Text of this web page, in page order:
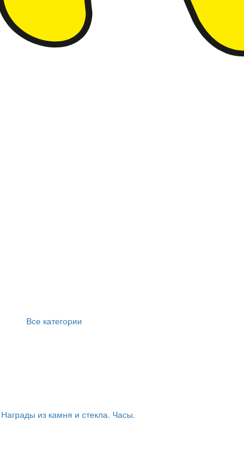
Все категории
из камня и стекла. Часы.